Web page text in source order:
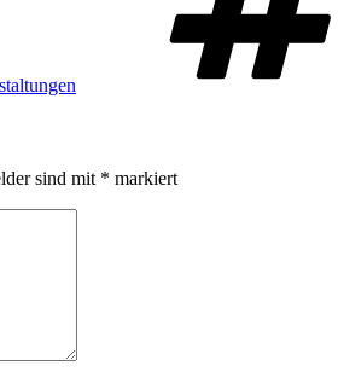
sind mit * markiert